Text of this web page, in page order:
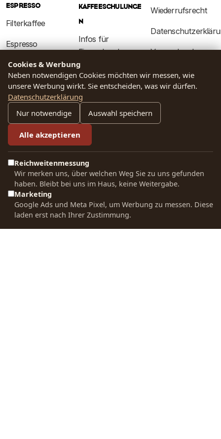
ESPRESSO
Filterkaffee
Espresso
Sortenreine
Kaffees
Entkoffeinierte
Kaffees
Bio Kaffee
Gemahlener
Kaffee
Kaffee für
Espresso Machine
WEITERE
KAFFEESCHULUNGE
N
Infos für
Firmenkunden
Kaffee
Schulungen
UNTERNEHMEN
Über uns
Kontakt & Hilfe
Röstphilosophie
Wiederrufsrecht
Versand und
Allgemeine
Fragen jederzeit
gerne zur
Cookies & Werbung
Neben notwendigen Cookies möchten wir messen, wie
unsere Werbung wirkt. Sie entscheiden, was wir dürfen.
Datenschutzerklärung
Nur notwendige
Auswahl speichern
Alle akzeptieren
Reichweitenmessung
Wir merken uns, über welchen Weg Sie zu uns gefunden
haben. Bleibt bei uns im Haus, keine Weitergabe.
Marketing
Google Ads und Meta Pixel, um Werbung zu messen. Diese
laden erst nach Ihrer Zustimmung.